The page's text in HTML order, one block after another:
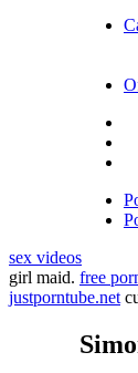
sex videos
girl maid. free
justporntube.net